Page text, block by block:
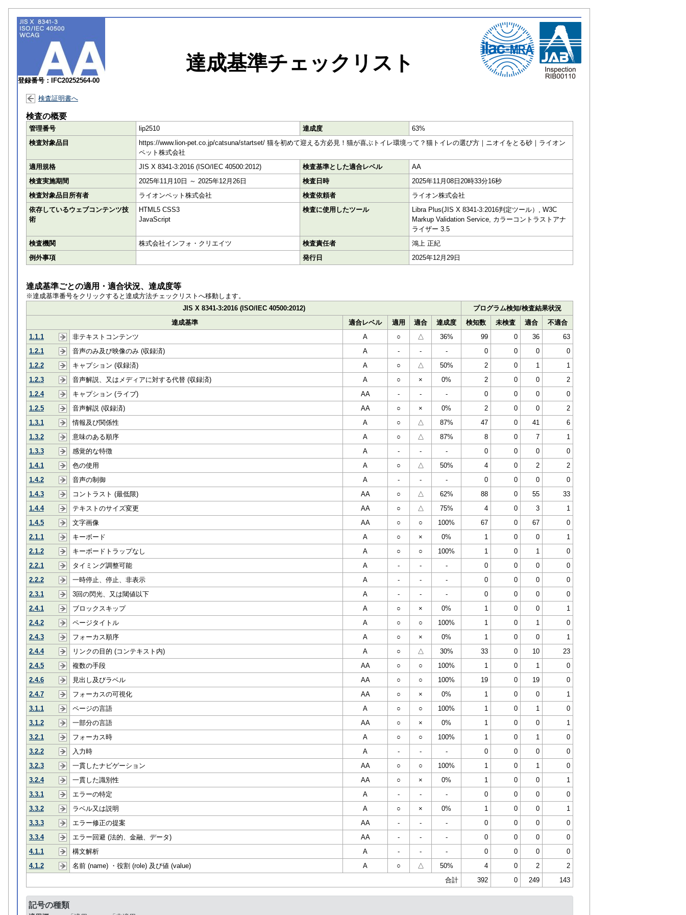
登録番号：IFC20252564-00
達成基準チェックリスト
検査証明書へ
検査の概要
管理番号 lip2510 達成度
63%
検査対象品目
https://www.lion-pet.co.jp/catsuna/startset/ 猫を初めて迎える方必見！猫が喜ぶトイレ環境って？猫トイレの選び方｜ニオイをとる砂｜ライオン
ペット株式会社
適用規格
JIS X 8341-3:2016 (ISO/IEC 40500:2012) 検査基準とした適合レベル
AA
検査実施期間
2025年11月10日 ～ 2025年12月26日 検査日時
2025年11月08日20時33分16秒
検査対象品目所有者
ライオンペット株式会社 検査依頼者
ライオン株式会社
依存しているウェブコンテンツ技
術
HTML5 CSS3
JavaScript
検査に使用したツール
Libra Plus(JIS X 8341-3:2016判定ツール）, W3C
Markup Validation Service, カラーコントラストアナ
ライザー 3.5
検査機関
株式会社インフォ・クリエイツ 検査責任者
鴻上 正紀
例外事項
発行日 2025年12月29日
達成基準ごとの適用・適合状況、達成度等
※達成基準番号をクリックすると達成方法チェックリストへ移動します。
JIS X 8341-3:2016 (ISO/IEC 40500:2012)
プログラム検知/検査結果状況
達成基準
適合レベル 適用 適合 達成度 検知数 未検査 適合
不適合
1.1.1
非テキストコンテンツ A ○ △ 36% 99 0 36
63
1.2.1
音声のみ及び映像のみ (収録済) A - - - 0 0 0
0
1.2.2
キャプション (収録済) A ○ △ 50% 2 0 1
1
1.2.3
音声解説、又はメディアに対する代替 (収録済) A ○ × 0% 2 0 0
2
1.2.4
キャプション (ライブ) AA - - - 0 0 0
0
1.2.5
音声解説 (収録済) AA ○ × 0% 2 0 0
2
1.3.1
情報及び関係性 A ○ △ 87% 47 0 41
6
1.3.2
意味のある順序 A ○ △ 87% 8 0 7
1
1.3.3
感覚的な特徴 A - - - 0 0 0
0
1.4.1
色の使用 A ○ △ 50% 4 0 2
2
1.4.2
音声の制御 A - - - 0 0 0
0
1.4.3
コントラスト (最低限) AA ○ △ 62% 88 0 55
33
1.4.4
テキストのサイズ変更 AA ○ △ 75% 4 0 3
1
1.4.5
文字画像 AA ○ ○ 100% 67 0 67
0
2.1.1
キーボード A ○ × 0% 1 0 0
1
2.1.2
キーボードトラップなし A ○ ○ 100% 1 0 1
0
2.2.1
タイミング調整可能 A - - - 0 0 0
0
2.2.2
一時停止、停止、非表示 A - - - 0 0 0
0
2.3.1
3回の閃光、又は閾値以下 A - - - 0 0 0
0
2.4.1
ブロックスキップ A ○ × 0% 1 0 0
1
2.4.2
ページタイトル A ○ ○ 100% 1 0 1
0
2.4.3
フォーカス順序 A ○ × 0% 1 0 0
1
2.4.4
リンクの目的 (コンテキスト内) A ○ △ 30% 33 0 10
23
2.4.5
複数の手段 AA ○ ○ 100% 1 0 1
0
2.4.6
見出し及びラベル AA ○ ○ 100% 19 0 19
0
2.4.7
フォーカスの可視化 AA ○ × 0% 1 0 0
1
3.1.1
ページの言語 A ○ ○ 100% 1 0 1
0
3.1.2
一部分の言語 AA ○ × 0% 1 0 0
1
3.2.1
フォーカス時 A ○ ○ 100% 1 0 1
0
3.2.2
入力時 A - - - 0 0 0
0
3.2.3
一貫したナビゲーション AA ○ ○ 100% 1 0 1
0
3.2.4
一貫した識別性 AA ○ × 0% 1 0 0
1
3.3.1
エラーの特定 A - - - 0 0 0
0
3.3.2
ラベル又は説明 A ○ × 0% 1 0 0
1
3.3.3
エラー修正の提案 AA - - - 0 0 0
0
3.3.4
エラー回避 (法的、金融、データ) AA - - - 0 0 0
0
4.1.1
構文解析 A - - - 0 0 0
0
4.1.2
名前 (name) ・役割 (role) 及び値 (value) A ○ △ 50% 4 0 2
2
合計
392 0 249 143
記号の種類